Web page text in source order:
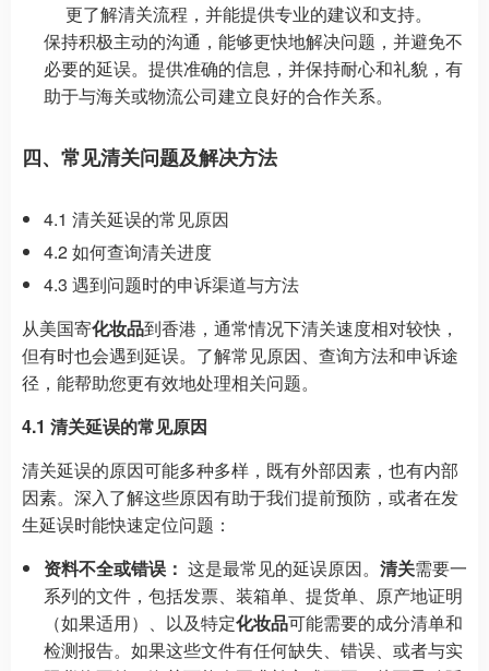
更了解清关流程，并能提供专业的建议和支持。
保持积极主动的沟通，能够更快地解决问题，并避免不
必要的延误。提供准确的信息，并保持耐心和礼貌，有
助于与海关或物流公司建立良好的合作关系。
四、常见清关问题及解决方法
4.1 清关延误的常见原因
4.2 如何查询清关进度
4.3 遇到问题时的申诉渠道与方法
从美国寄化妆品到香港，通常情况下清关速度相对较快，
但有时也会遇到延误。了解常见原因、查询方法和申诉途
径，能帮助您更有效地处理相关问题。
4.1 清关延误的常见原因
清关延误的原因可能多种多样，既有外部因素，也有内部
因素。深入了解这些原因有助于我们提前预防，或者在发
生延误时能快速定位问题：
资料不全或错误： 这是最常见的延误原因。 清关需要一
系列的文件，包括发票、装箱单、提货单、原产地证明
（如果适用）、以及特定化妆品可能需要的成分清单和
检测报告。如果这些文件有任何缺失、错误、或者与实